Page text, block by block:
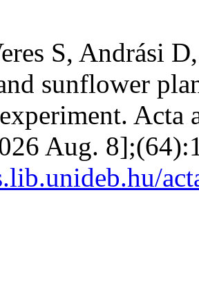
S, Andrási
sunflower
Acta
Aug.